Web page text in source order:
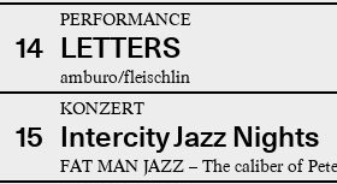
14
PERFORMANCE
LETTERS
amburo/fleischlin
15
KONZERT
Intercity Jazz Nights
FAT MAN JAZZ – The caliber of